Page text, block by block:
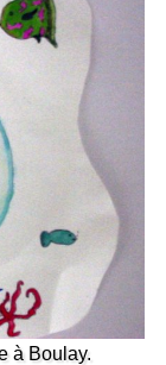
à Boulay.